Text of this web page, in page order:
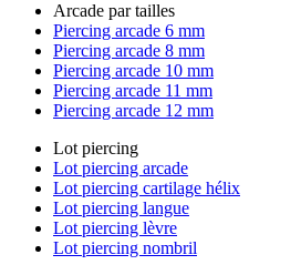
Arcade par tailles
Piercing arcade 6 mm
Piercing arcade 8 mm
Piercing arcade 10 mm
Piercing arcade 11 mm
Piercing arcade 12 mm
Lot piercing
Lot piercing arcade
Lot piercing cartilage hélix
Lot piercing langue
Lot piercing lèvre
Lot piercing nombril